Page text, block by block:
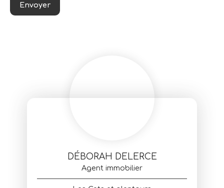
Envoyer
DÉBORAH DELERCE
Agent immobilier